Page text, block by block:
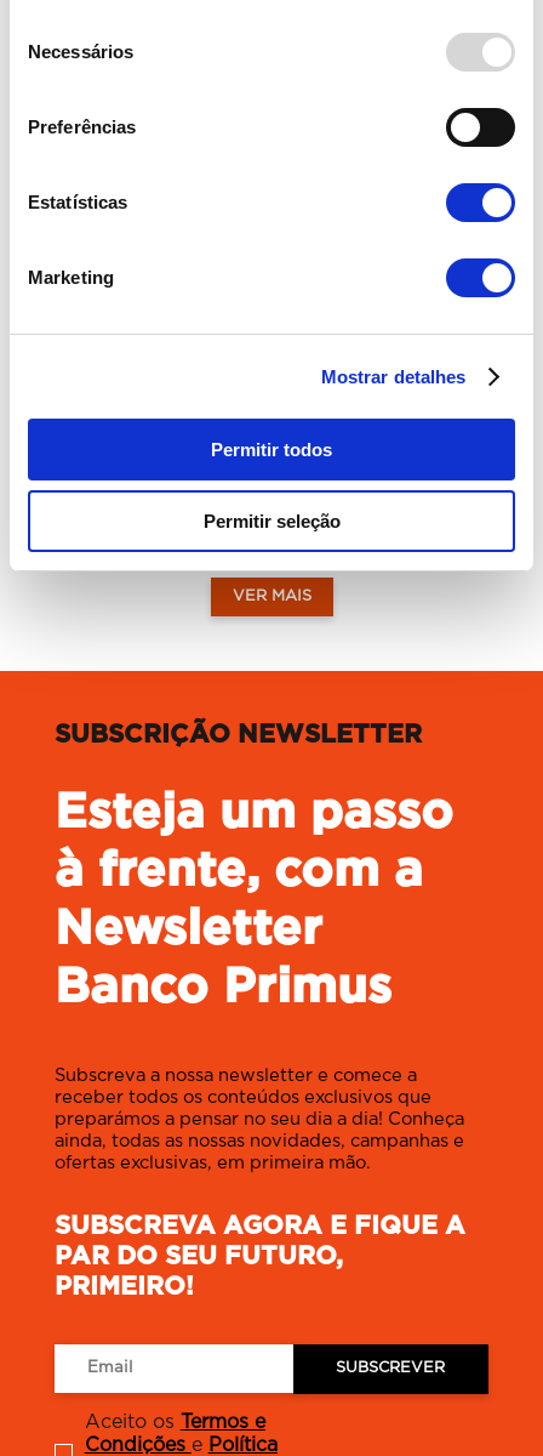
Necessários
Preferências
Estatísticas
Marketing
Mostrar detalhes
Permitir todos
Permitir seleção
Saiba quais os custos que vai ter se
Portugal.
LER MAIS
VER MAIS
SUBSCRIÇÃO NEWSLETTER
Esteja um passo
à frente, com a
Newsletter
Banco Primus
Subscreva a nossa newsletter e comece a
receber todos os conteúdos exclusivos que
preparámos a pensar no seu dia a dia! Conheça
ainda, todas as nossas novidades, campanhas e
ofertas exclusivas, em primeira mão.
SUBSCREVA AGORA E FIQUE A
PAR DO SEU FUTURO,
PRIMEIRO!
Aceito os Termos e
Condições e Política
SUBSCREVER